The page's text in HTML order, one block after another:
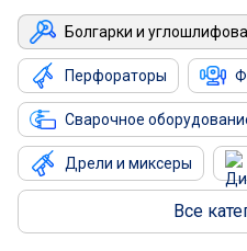
Болгарки и
Перфораторы
Сварочное
Дрели и миксеры
Настольные Все